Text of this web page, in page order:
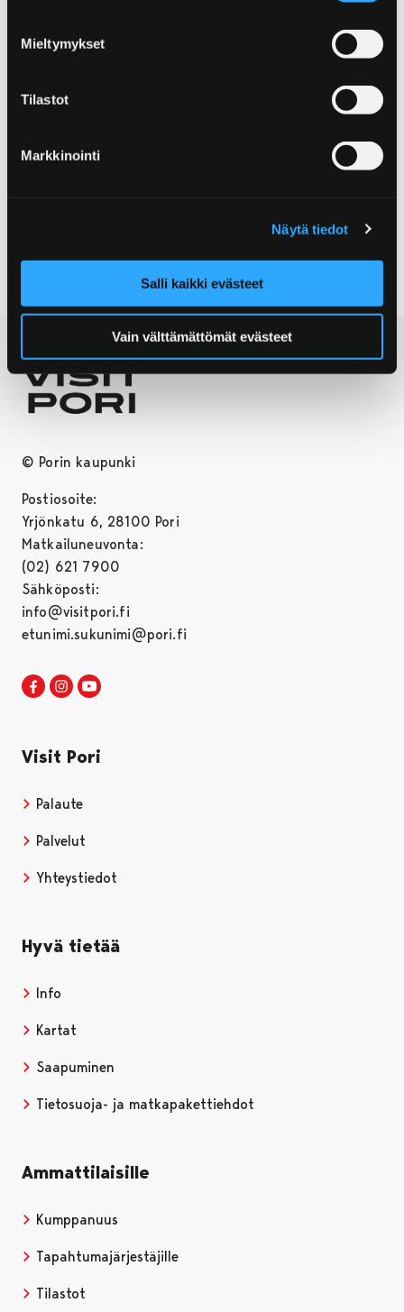
Mieltymykset
Tilastot
Markkinointi
Näytä tiedot
Salli kaikki evästeet
Vain välttämättömät evästeet
pääkirjastossa kuvataiteilija
Porin pääkirjaston seuraavalla iltasatutunnilla
tiistaina 18.9. kello 18 on vieraana kuvataiteilija Anna
TAPAHTUMAT
© Porin kaupunki
Postiosoite:
Yrjönkatu 6, 28100 Pori
Matkailuneuvonta:
(02) 621 7900
Sähköposti:
info@visitpori.fi
etunimi.sukunimi@pori.fi
Visit Pori Facebookissa
Avautuu uudessa välilehdessä
Visit Pori Instagrammissa
Avautuu uudessa välilehdessä
Visit Pori
Palaute
Palvelut
Yhteystiedot
Hyvä tietää
Info
Kartat
Saapuminen
Tietosuoja- ja matkapakettiehdot
Ammattilaisille
Kumppanuus
Tapahtumajärjestäjille
Tilastot